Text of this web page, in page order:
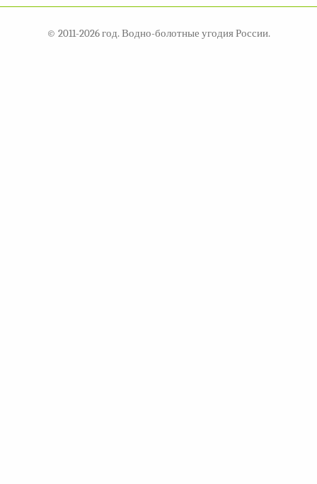
© 2011-2026 год. Водно-болотные угодия России.